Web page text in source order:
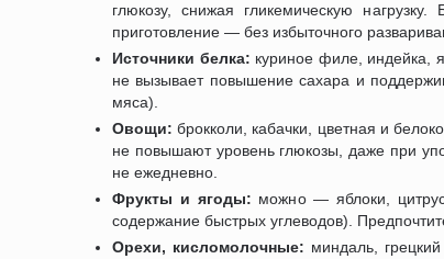
глюкозу, снижая гликемическую
приготовление — без избыточного
Источники белка: куриное филе, индейка,
не вызывает повышение сахара и
мяса).
Овощи: брокколи, кабачки, цветная и
не повышают уровень глюкозы, даже при
не ежедневно.
Фрукты и ягоды: можно — яблоки,
содержание быстрых углеводов).
Орехи, кисломолочные: миндаль,